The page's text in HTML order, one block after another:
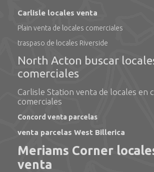
Carlisle locales venta
Plain venta de locales comerciales
traspaso de locales Riverside
North Acton buscar
comerciales
Carlisle Station venta de locales en
comerciales
Concord venta parcelas
venta parcelas West Billerica
Meriams Corner
venta